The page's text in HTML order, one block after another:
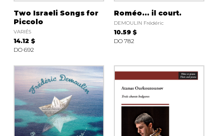
Two Israeli Songs for
Piccolo
VARIÉS
14.12 $
DO 692
Roméo... il court.
DEMOULIN Frédéric
10.59 $
DO 782